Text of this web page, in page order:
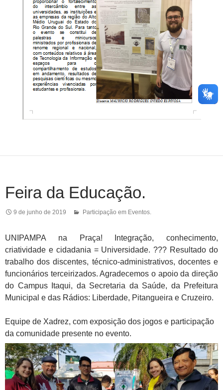
Feira da Educação.
9 de junho de 2019 Participação em Eventos.
UNIPAMPA na Praça! Integração, conhecimento,
criatividade e cidadania = Universidade.??? Resultado do
trabalho dos discentes, técnico-administrativos, docentes e
funcionários terceirizados. Agradecemos o apoio da direção
do Campus Itaqui, da Secretaria da Saúde, da Prefeitura
Municipal e das Rádios: Liberdade, Pitangueira e Cruzeiro.
Equipe de Xadrez, com exposição dos jogos e participação
da comunidade presente no evento.